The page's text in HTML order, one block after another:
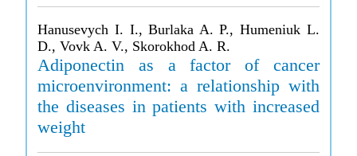
Hanusevych I. I., Burlaka A. P., Humeniuk L.
D., Vovk A. V., Skorokhod A. R.
Adiponectin as a factor of cancer
microenvironment: a relationship with
the diseases in patients with increased
weight